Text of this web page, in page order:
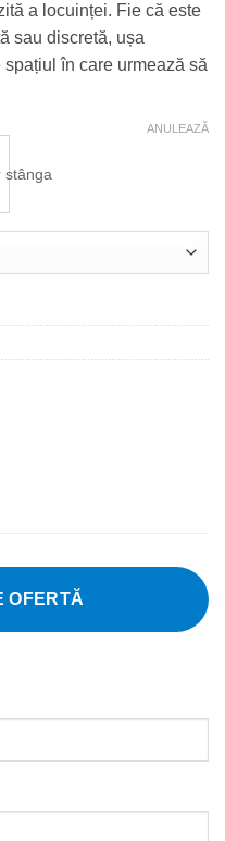
a locuinței. Fie că este
sau discretă, ușa
în care urmează să
ANULEAZĂ
OFERTĂ